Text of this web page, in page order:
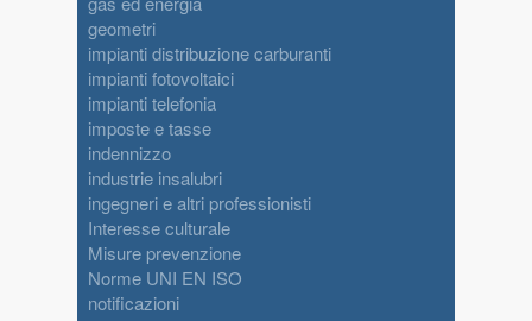
geometri
impianti distribuzione carburanti
impianti fotovoltaici
impianti telefonia
imposte e tasse
indennizzo
industrie insalubri
ingegneri e altri professionisti
Interesse culturale
Misure prevenzione
Norme UNI EN ISO
notificazioni